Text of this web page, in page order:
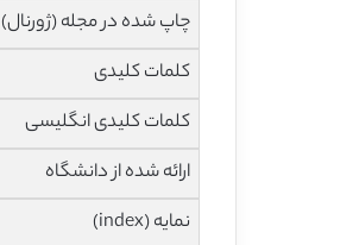
چاپ شده در مجله (ژورنال)
کلمات کلیدی
کلمات کلیدی انگلیسی
ارائه شده از دانشگاه
نمایه (index)